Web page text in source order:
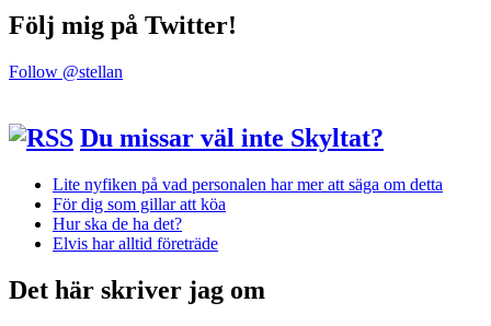
Följ mig på Twitter!
Follow @stellan
Du missar väl inte Skyltat?
Lite nyfiken på vad personalen har mer att säga om detta
För dig som gillar att köa
Hur ska de ha det?
Elvis har alltid företräde
Det här skriver jag om